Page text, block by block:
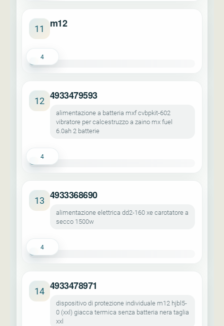
11 m12
4
12 4933479593
alimentazione a batteria mxf cvbpkit-602
vibratore per calcestruzzo a zaino mx fuel
6.0ah 2 batterie
4
13 4933368690
alimentazione elettrica dd2-160 xe carotatore a
secco 1500w
4
14 4933478971
dispositivo di protezione individuale m12 hjbl5-
0 (xxl) giacca termica senza batteria nera taglia
xxl